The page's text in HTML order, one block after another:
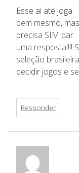
Esse aí até joga
bem mesmo, mas
precisa SIM dar
uma resposta!!!!
seleção
decidir jogos e ser
Responder